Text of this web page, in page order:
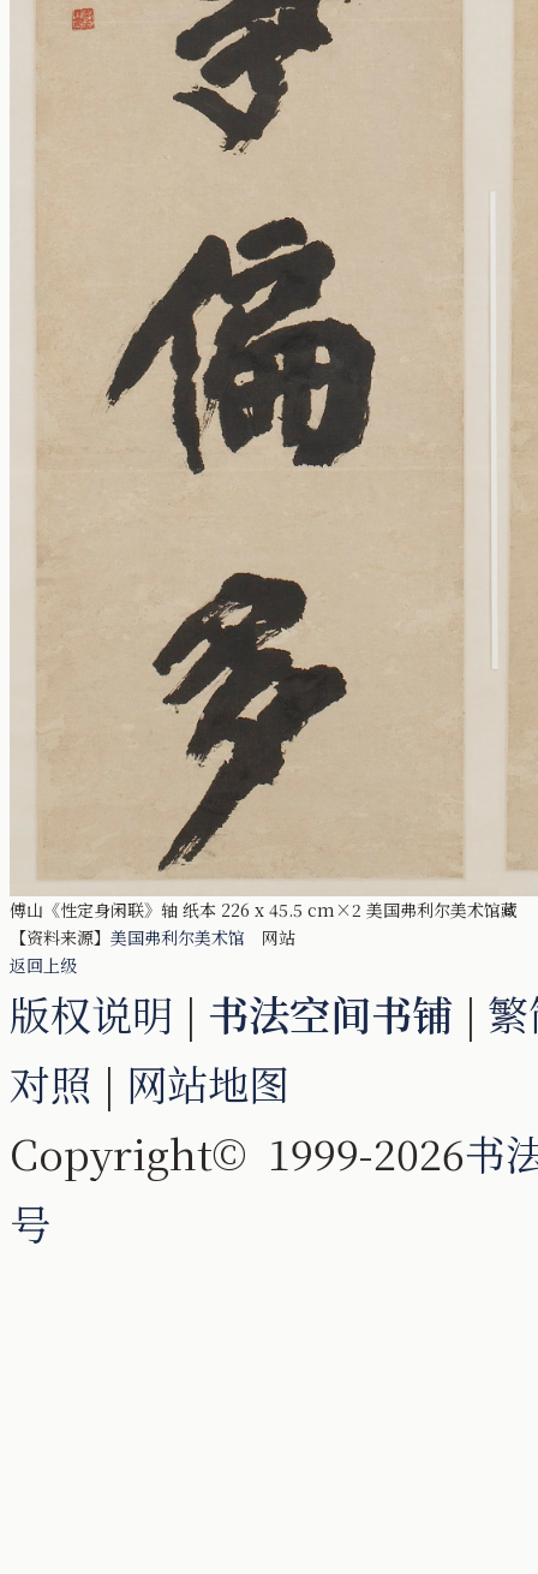
傅山《性定身闲联》轴 纸本 226 x 45.5 cm×2 美国弗利尔美术馆藏
【资料来源】 美国弗利尔美术馆 网站
返回上级
版权说明 | 书法空间书铺 |
对照 | 网站地图
Copyright© 1999-2026书
号